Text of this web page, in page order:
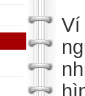
Ví